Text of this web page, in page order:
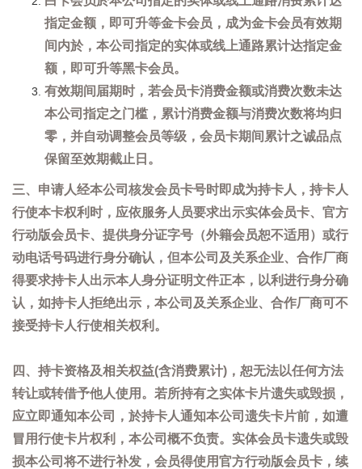
指定金额，即可升等金卡会员，成为金卡会员有效期
间内於，本公司指定的实体或线上通路累计达指定金
额，即可升等黑卡会员。
有效期间届期时，若会员卡消费金额或消费次数未达
本公司指定之门槛，累计消费金额与消费次数将均归
零，并自动调整会员等级，会员卡期间累计之诚品点
保留至效期截止日。
三、申请人经本公司核发会员卡号时即成为持卡人，持卡人
行使本卡权利时，应依服务人员要求出示实体会员卡、官方
行动版会员卡、提供身分证字号（外籍会员恕不适用）或行
动电话号码进行身分确认，但本公司及关系企业、合作厂商
得要求持卡人出示本人身分证明文件正本，以利进行身分确
认，如持卡人拒绝出示，本公司及关系企业、合作厂商可不
接受持卡人行使相关权利。
四、持卡资格及相关权益(含消费累计)，恕无法以任何方法
转让或转借予他人使用。若所持有之实体卡片遗失或毁损，
应立即通知本公司，於持卡人通知本公司遗失卡片前，如遭
冒用行使卡片权利，本公司概不负责。实体会员卡遗失或毁
损本公司将不进行补发，会员得使用官方行动版会员卡，续